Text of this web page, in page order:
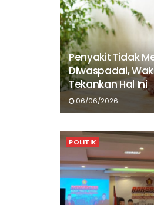
Penyakit Tidak
Diwaspadai,
Tekankan Hal Ini
06/06/2026
POLITIK